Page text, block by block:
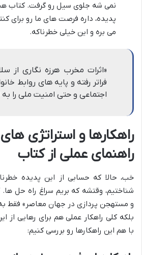
نمی شه جلوی سیل رو گرفت. کتاب
پدیده، داره فرصت های ما رو برای
می بره و این خیلی خطرناکه.
«اثرات مخرب هرزه نگاری از
فراتر رفته و پایه های روابط
اجتماعی و حتی امنیت ملی را به
راهکارها و استراتژی
راهنمای عملی از کتاب
خب، حالا که حسابی از این پدیده
شناختیم، وقتشه که بریم سراغ راه حل
و مستهجن پردازی در جهان معاصر» فقط
بلکه کلی راهکار عملی هم برای رهایی از
با هم این راهکارها رو بررسی کنیم: